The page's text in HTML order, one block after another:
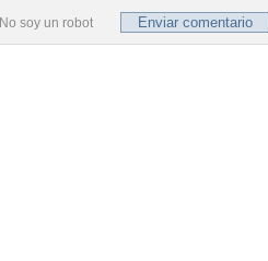
No soy un robot